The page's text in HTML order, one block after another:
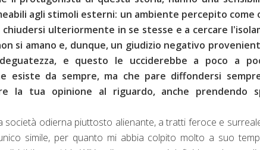
agli stimoli esterni: un ambiente percepito
ulteriormente in se stesse e a cercare
si amano e, dunque, un giudizio negativo
e questo le ucciderebbe a poco a
esiste da sempre, ma che pare diffondersi
la tua opinione al riguardo, anche prendendo
società odierna piuttosto alienante, a tratti feroce e
simile, per quanto mi abbia colpito molto a suo